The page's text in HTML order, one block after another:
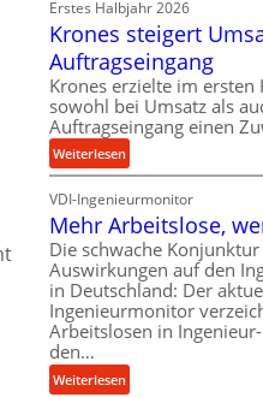
o
z
e
s
r
i
e
b
u
n
d
H
y
d
r
a
u
i
k
i
r
ä
i
s
e
u
n
a
n
g
e
Erstes Halbjahr 2026
Krones steigert
Auftragseingang
Krones erzielte im ersten
sowohl bei Umsatz als
Auftragseingang einen
Weiterlesen:
K
r
o
n
e
s
s
t
i
VDI-Ingenieurmonitor
Mehr Arbeitslose,
Die schwache Konjunktur
Auswirkungen auf den
in Deutschland: Der
Ingenieurmonitor
Arbeitslosen in
den…
Weiterlesen: